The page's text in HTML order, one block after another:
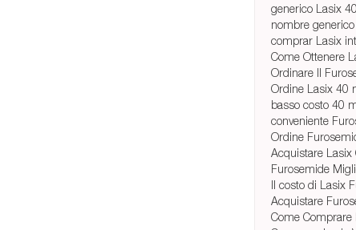
generico Lasix
nombre
comprar Lasix
Come Ottenere
Ordinare Il
Ordine Lasix 40
basso costo 40
conveniente
Ordine
Acquistare Lasix
Furosemide
Il costo di Lasix
Acquistare
Come Comprare